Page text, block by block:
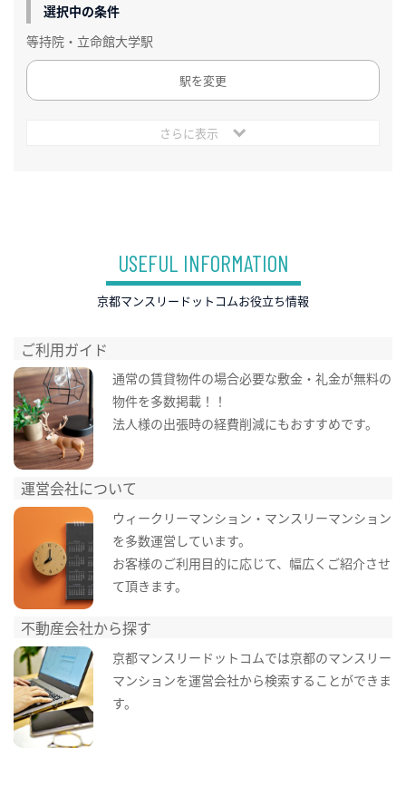
選択中の条件
等持院・立命館大学駅
駅を変更
さらに表示
USEFUL INFORMATION
京都マンスリードットコムお役立ち情報
ご利用ガイド
通常の賃貸物件の場合必要な敷金・礼金が無料の
物件を多数掲載！！
法人様の出張時の経費削減にもおすすめです。
運営会社について
ウィークリーマンション・マンスリーマンション
を多数運営しています。
お客様のご利用目的に応じて、幅広くご紹介させ
て頂きます。
不動産会社から探す
京都マンスリードットコムでは京都のマンスリー
マンションを運営会社から検索することができま
す。